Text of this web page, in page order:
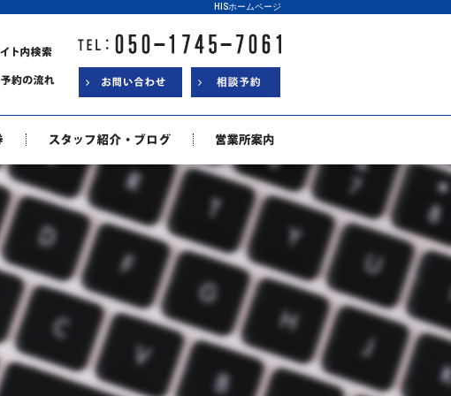
HISホームページ